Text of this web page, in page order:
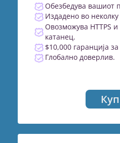
Обезбедува вашиот
Издадено во
Овозможува HTTPS
катанец.
$10,000 гаранција
Глобално доверлив.